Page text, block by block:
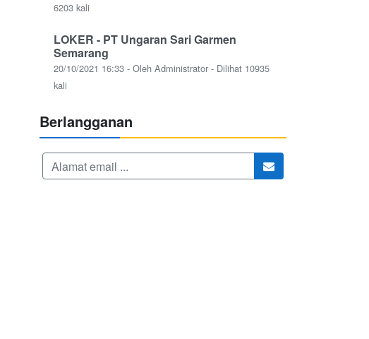
6203 kali
LOKER - PT Ungaran Sari Garmen
Semarang
20/10/2021 16:33 - Oleh Administrator - Dilihat 10935
kali
Berlangganan